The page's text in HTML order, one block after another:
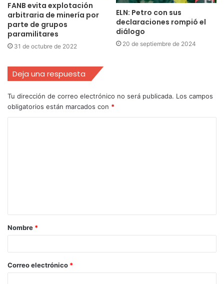
FANB evita explotación
arbitraria de minería por
parte de grupos
paramilitares
31 de octubre de 2022
ELN: Petro con sus
declaraciones rompió el
diálogo
20 de septiembre de 2024
Deja una respuesta
Tu dirección de correo electrónico no será publicada. Los campos
obligatorios están marcados con *
Nombre *
Correo electrónico *